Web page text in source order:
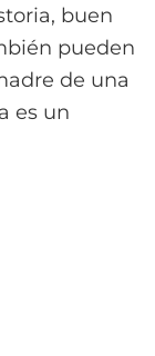
buen
pueden
de una
es un